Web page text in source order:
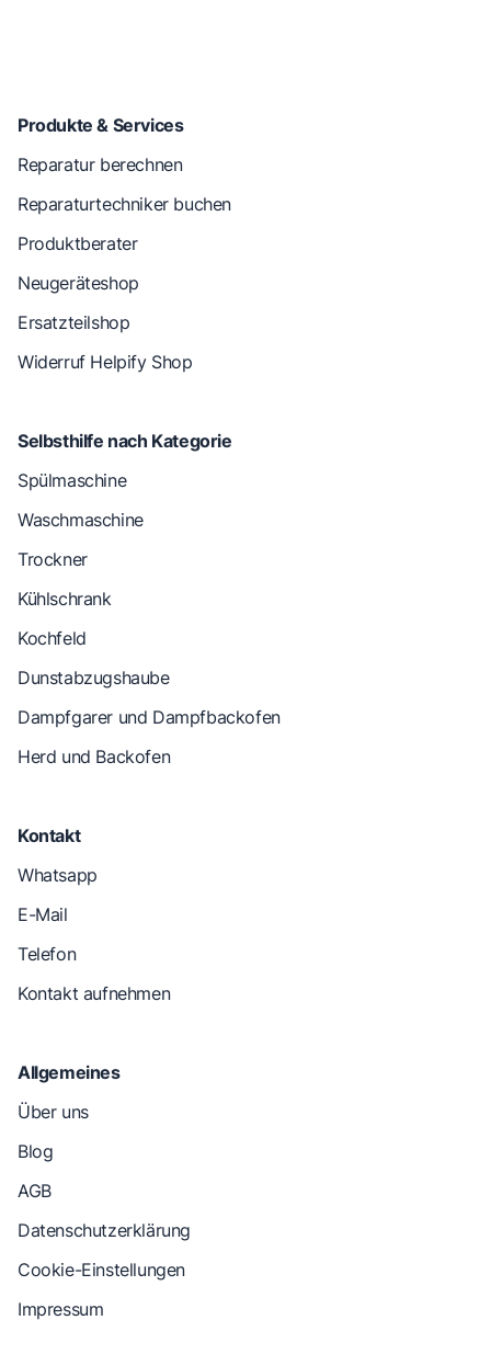
Produkte & Services
Reparatur berechnen
Reparaturtechniker buchen
Produktberater
Neugeräteshop
Ersatzteilshop
Widerruf Helpify Shop
Selbsthilfe nach Kategorie
Spülmaschine
Waschmaschine
Trockner
Kühlschrank
Kochfeld
Dunstabzugshaube
Dampfgarer und Dampfbackofen
Herd und Backofen
Kontakt
Whatsapp
E-Mail
Telefon
Kontakt aufnehmen
Allgemeines
Über uns
Blog
AGB
Datenschutzerklärung
Cookie-Einstellungen
Impressum